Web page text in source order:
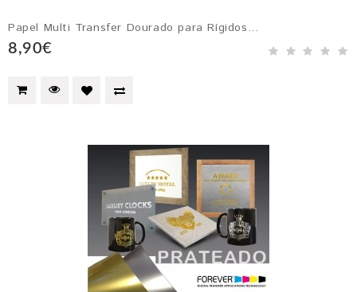
Papel Multi Transfer Dourado para Rígidos...
8,90€